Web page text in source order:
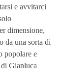
e avvitarci
dimensione,
da una sorta di
popolare e
Gianluca